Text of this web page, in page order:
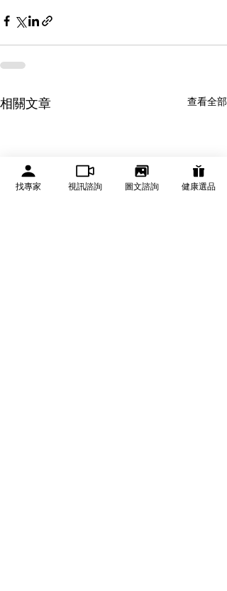
相關文章 查看全部
找專家 視訊諮詢 圖文諮詢 健康選品